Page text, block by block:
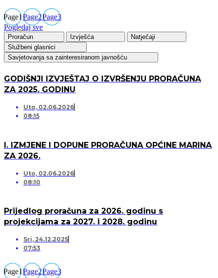
Page1Page2Page3
Pogledaj sve
Proračun Izvješća
Natječaji
Službeni glasnici
Savjetovanja sa zainteresiranom javnošću
GODIŠNJI IZVJEŠTAJ O IZVRŠENJU PRORAČUNA
ZA 2025. GODINU
Uto, 02.06.2026
08:15
I. IZMJENE I DOPUNE PRORAČUNA OPĆINE MARINA
ZA 2026.
Uto, 02.06.2026
08:10
Prijedlog proračuna za 2026. godinu s
projekcijama za 2027. i 2028. godinu
Sri, 24.12.2025
07:53
Page1Page2Page3